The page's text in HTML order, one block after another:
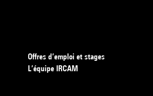
Offres d’emploi et stages
L’équipe IRCAM